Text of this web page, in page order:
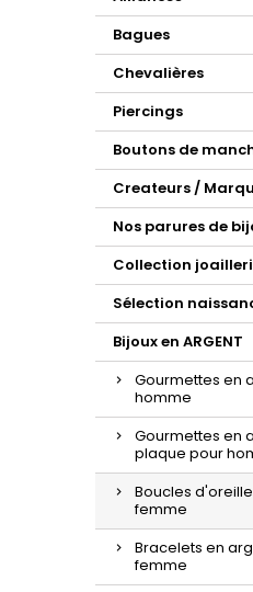
d'oreilles or et zirconium.
la sublime maille
croix à porter au
Bagues
Chevalières
Piercings
Boutons de
Createurs /
Nos parures de
Collection
Sélection
Bijoux en ARGENT
Gourmettes en
homme
Gourmettes en
plaque pour
Boucles
femme
Bracelets en
femme